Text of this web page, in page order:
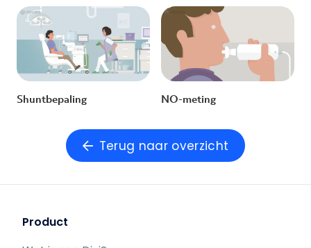
Shuntbepaling NO-meting
Terug naar overzicht
Product